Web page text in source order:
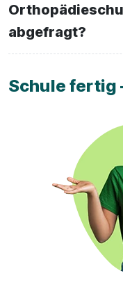
abgefragt?
Schule fertig